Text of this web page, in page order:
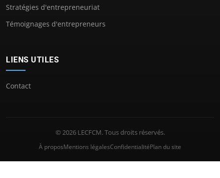
Stratégies d'entrepreneuriat
Témoignages d'entrepreneurs
LIENS UTILES
Contact
© 2026 LECFCM. Tous droits réservés.
À proposMentions légalesConfidentialitéPlan du site